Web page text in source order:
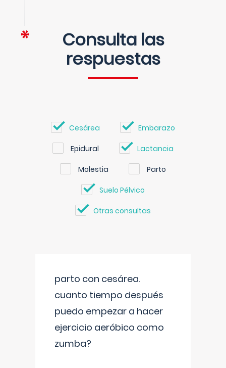
Consulta las
respuestas
Cesárea Embarazo
Epidural Lactancia
Molestia Parto
Suelo Pélvico
Otras consultas
parto con cesárea.
cuanto tiempo después
puedo empezar a hacer
ejercicio aeróbico como
zumba?